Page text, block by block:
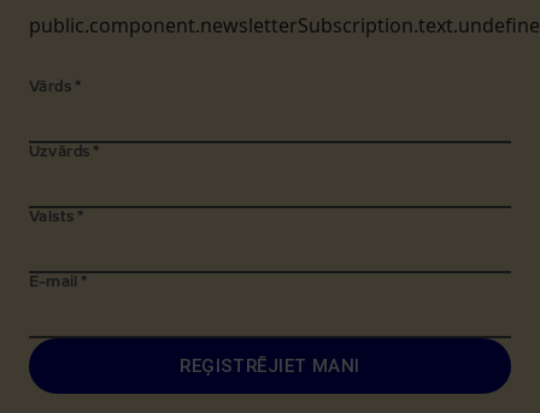
Vārds *
Uzvārds *
Valsts *
E-mail *
REĢISTRĒJIET MANI